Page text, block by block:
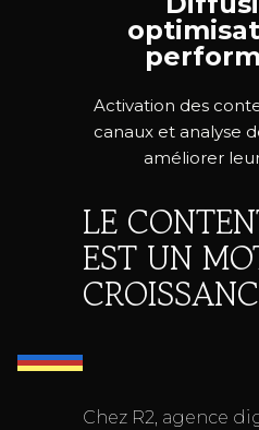
Activation des
canaux et analyse
améliorer
LE
EST UN
Chez R2, agence